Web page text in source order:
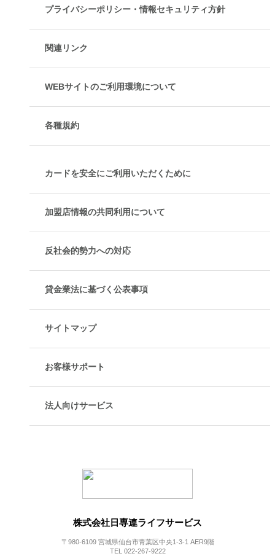
プライバシーポリシー・情報セキュリティ方針
関連リンク
WEBサイトのご利用環境について
各種規約
カードを安全にご利用いただくために
加盟店情報の共同利用について
反社会的勢力への対応
貸金業法に基づく公表事項
サイトマップ
お客様サポート
法人向けサービス
株式会社日専連ライフサービス
〒980-6109 宮城県仙台市青葉区中央1-3-1 AER9階
TEL 022-267-9222